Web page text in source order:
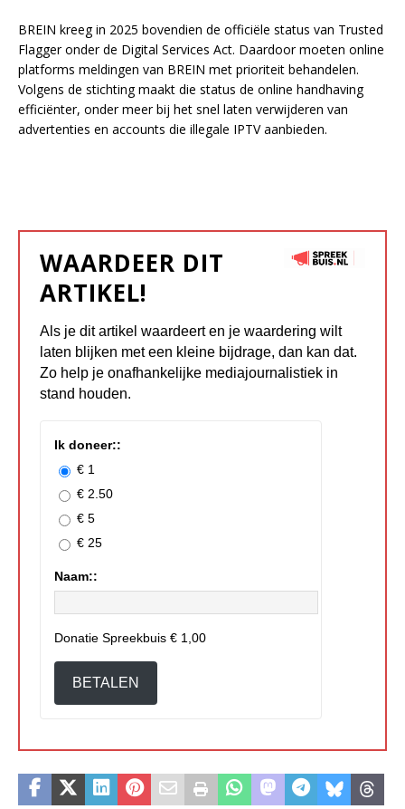
BREIN kreeg in 2025 bovendien de officiële status van Trusted
Flagger onder de Digital Services Act. Daardoor moeten online
platforms meldingen van BREIN met prioriteit behandelen.
Volgens de stichting maakt die status de online handhaving
efficiënter, onder meer bij het snel laten verwijderen van
advertenties en accounts die illegale IPTV aanbieden.
WAARDEER DIT
ARTIKEL!
Als je dit artikel waardeert en je waardering wilt
laten blijken met een kleine bijdrage, dan kan dat.
Zo help je onafhankelijke mediajournalistiek in
stand houden.
Ik doneer::
€ 1
€ 2.50
€ 5
€ 25
Naam::
Donatie Spreekbuis € 1,00
BETALEN